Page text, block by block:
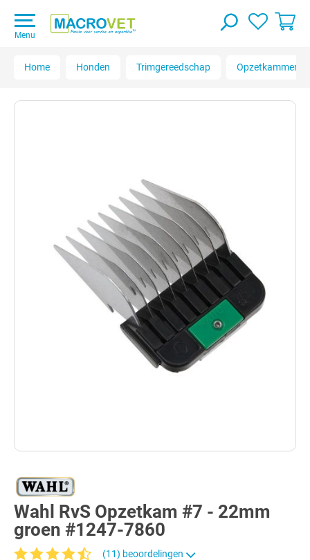
Menu
Home Honden Trimgereedschap Opzetkammen
Wahl RvS Opzetkam #7 - 22mm
groen #1247-7860
(11) beoordelingen